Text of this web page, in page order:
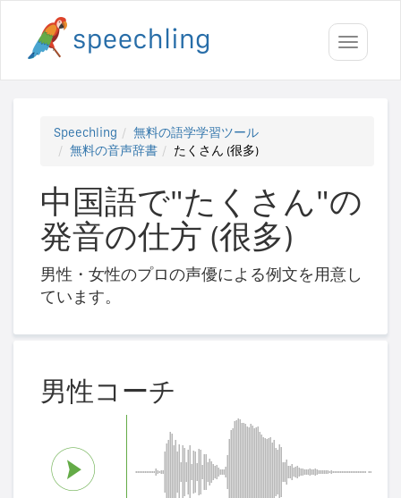
Toggle
Speechling
無料の語学学習ツール
無料の音声辞書
たくさん (很多)
中国語で"たくさん"の
発音の仕方 (很多)
男性・女性のプロの声優による例文を用意し
ています。
男性コーチ